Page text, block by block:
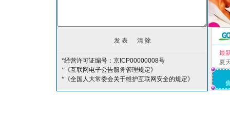
*经营许可证编号：京ICP00000008号
*《互联网电子公告服务管理规定》
*《全国人大常委会关于维护互联网安全的规定》
最
夏